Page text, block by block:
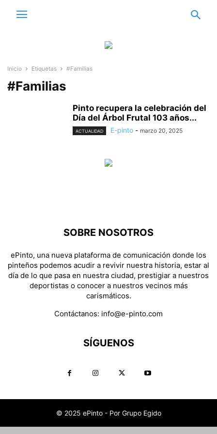
Inicio Etiquetas #Familias
#Familias
Pinto recupera la celebración del
Día del Árbol Frutal 103 años...
ACTUALIDAD E-pinto - marzo 20, 2025
SOBRE NOSOTROS
ePinto, una nueva plataforma de comunicación donde los
pinteños podemos acudir a revivir nuestra historia, estar al
día de lo que pasa en nuestra ciudad, prestigiar a nuestros
deportistas o conocer a nuestros vecinos más
carismáticos.
Contáctanos: info@e-pinto.com
SÍGUENOS
© 2025 ePinto - Por Grupo Egido